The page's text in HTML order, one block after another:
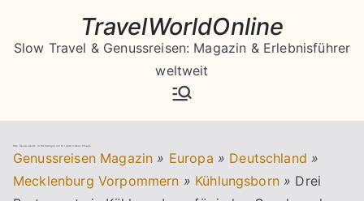
springen
TravelWorldOnline
Slow Travel & Genussreisen: Magazin & Erlebnisführer
weltweit
Drei Restaurants in Kühlungsborn für jeden Geschmack
Genussreisen Magazin » Europa » Deutschland »
Mecklenburg Vorpommern » Kühlungsborn » Drei